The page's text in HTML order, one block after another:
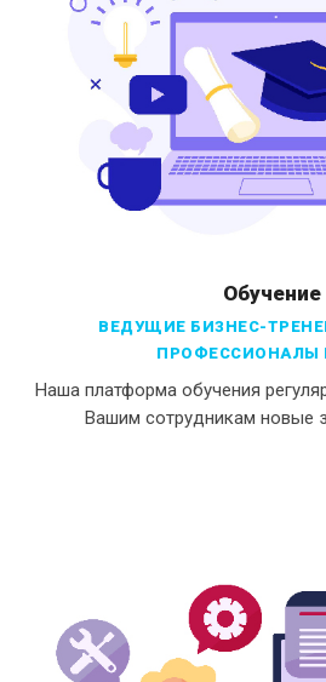
Обучение
ВЕДУЩИЕ БИЗНЕС-
ПРОФЕССИОНАЛЫ
Наша платформа обучения
Вашим сотрудникам новые